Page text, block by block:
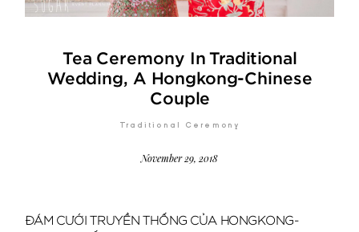
Tea Ceremony In Traditional
Wedding, A Hongkong-Chinese
Couple
Traditional Ceremony
November 29, 2018
ĐÁM CƯỚI TRUYỀN THỐNG CỦA HONGKONG-
PLANNER